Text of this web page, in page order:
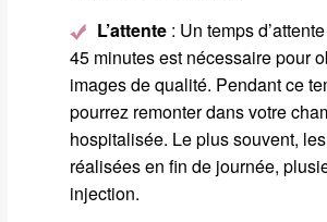
L’attente : Un temps
45 minutes est nécessaire pour
images de qualité. Pendant ce
pourrez remonter dans votre
hospitalisée. Le plus souvent,
réalisées en fin de journée,
injection.